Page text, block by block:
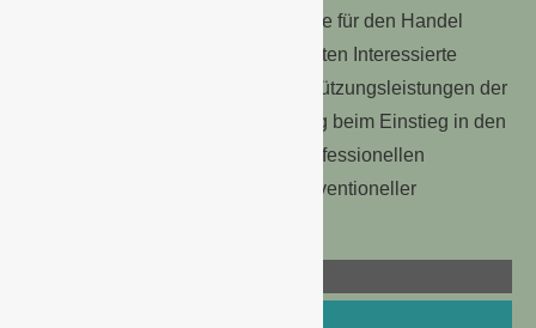
Obst und Gemüse, das bereits heute für den Handel
verfügbar ist. Darüber hinaus erhielten Interessierte
praxisnahe Einblicke in die Unterstützungsleistungen der
Genossenschaft – von der Beratung beim Einstieg in den
professionellen
Begleitung bei der Umstellung konventioneller